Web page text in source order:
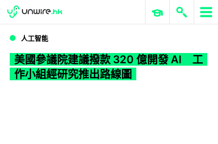
WWDC 2026 ERP 與商業 AI
人工智能
美國參議院建議撥款 320 億開發 AI 工
作小組經研究推出路線圖